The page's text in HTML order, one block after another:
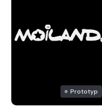
Prototyp